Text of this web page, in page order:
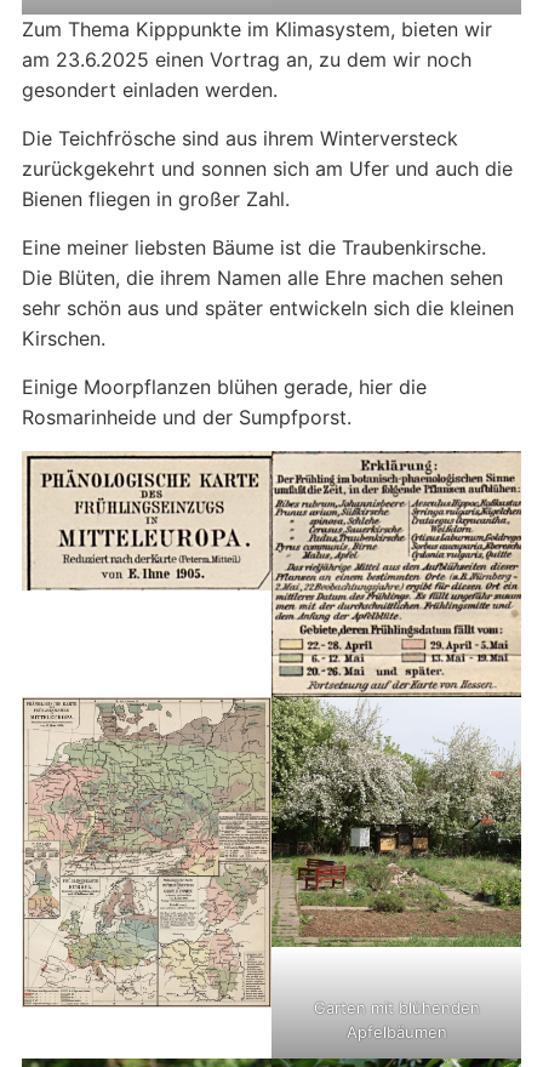
Zum Thema Kipppunkte im Klimasystem, bieten wir
am 23.6.2025 einen Vortrag an, zu dem wir noch
gesondert einladen werden.
Die Teichfrösche sind aus ihrem Winterversteck
zurückgekehrt und sonnen sich am Ufer und auch die
Bienen fliegen in großer Zahl.
Eine meiner liebsten Bäume ist die Traubenkirsche.
Die Blüten, die ihrem Namen alle Ehre machen sehen
sehr schön aus und später entwickeln sich die kleinen
Kirschen.
Einige Moorpflanzen blühen gerade, hier die
Rosmarinheide und der Sumpfporst.
Garten mit blühenden
Apfelbäumen